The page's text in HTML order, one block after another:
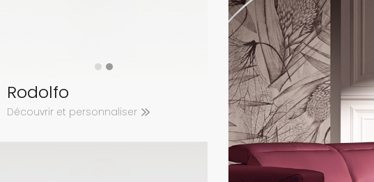
Rodolfo
Découvrir et personnaliser